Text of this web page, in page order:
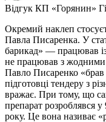
Відгук КП «Горянин»
Окремий наклеп
Павла Писаренка. У
барикад» — працював
не працював з
Павло Писаренко «брав
підготовці тендеру з
вражає. При тому, що
препарат розроблявся
року. Це вона називає